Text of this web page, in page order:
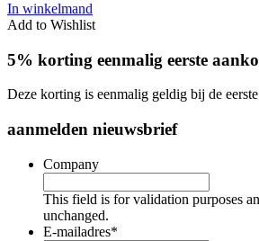
In winkelmand
Add to Wishlist
5% korting eenmalig eerste
Deze korting is eenmalig geldig bij de
aanmelden nieuwsbrief
Company
This field is for validation purposes
unchanged.
E-mailadres*